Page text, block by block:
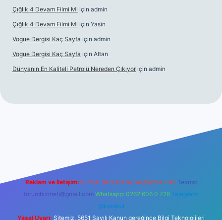
Çığlık 4 Devam Filmi Mi için admin
Çığlık 4 Devam Filmi Mi için Yasin
Vogue Dergisi Kaç Sayfa için admin
Vogue Dergisi Kaç Sayfa için Altan
Dünyanın En Kaliteli Petrolü Nereden Çıkıyor için admin
Reklam ve İletişim: E-mail: backlinkpaneli@gmail.com Teams:
forumhizmeti@gmail.com Whatsapp: 0262 606 0 726 Telegram:
@karabul
Yasal Uyarı: Sitemiz, 5651 Sayılı Kanun gereğince Bilgi Teknolojileri